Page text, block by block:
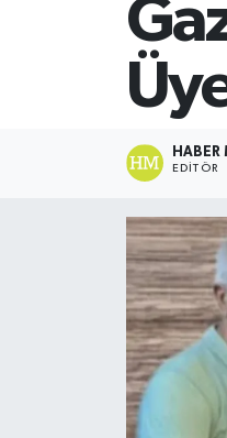
HABER
EDITÖR
SİYASET
Teknoloji
TRABZON